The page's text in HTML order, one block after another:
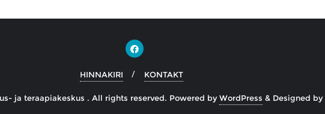
HINNAKIRI KONTAKT
ja teraapiakeskus . All rights reserved. Powered byWordPress & Designed by